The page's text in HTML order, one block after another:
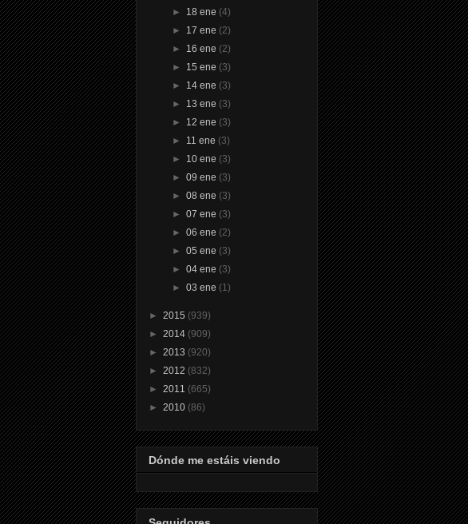
► 18 ene (4)
► 17 ene (2)
► 16 ene (2)
► 15 ene (3)
► 14 ene (3)
► 13 ene (3)
► 12 ene (3)
► 11 ene (3)
► 10 ene (3)
► 09 ene (3)
► 08 ene (3)
► 07 ene (3)
► 06 ene (2)
► 05 ene (3)
► 04 ene (3)
► 03 ene (1)
► 2015 (939)
► 2014 (909)
► 2013 (920)
► 2012 (832)
► 2011 (665)
► 2010 (86)
Dónde me estáis viendo